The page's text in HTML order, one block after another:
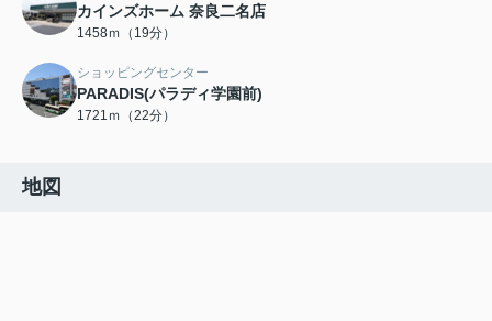
カインズホーム 奈良二名店
1458ｍ（19分）
ショッピングセンター
PARADIS(パラディ学園前)
1721ｍ（22分）
地図